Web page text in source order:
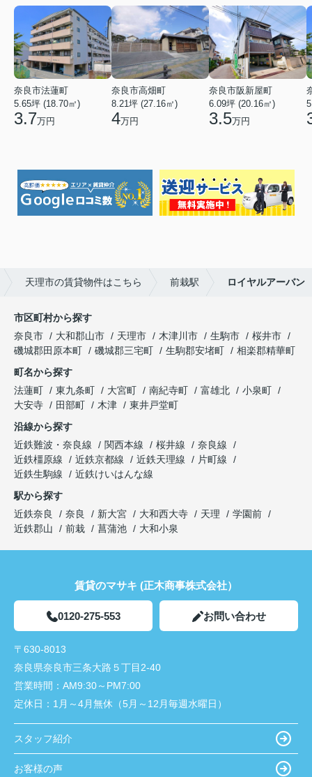
奈良市法蓮町
5.65坪 (18.70㎡)
3.7万円
奈良市高畑町
8.21坪 (27.16㎡)
4万円
奈良市阪新屋町
6.09坪 (20.16㎡)
3.5万円
天理市の賃貸物件はこちら 前栽駅 ロイヤルアーバン
市区町村から探す
奈良市
大和郡山市 天理市 木津川市 生駒市
桜井市
磯城郡田原本町
磯城郡三宅町 生駒郡安堵町
相楽郡精華町
町名から探す
法蓮町
東九条町 大宮町 南紀寺町 富雄北
小泉町
大安寺
田部町 木津
東井戸堂町
沿線から探す
近鉄難波・奈良線
関西本線 桜井線
奈良線
近鉄橿原線
近鉄京都線 近鉄天理線
片町線
近鉄生駒線
近鉄けいはんな線
駅から探す
近鉄奈良
奈良 新大宮 大和西大寺 天理
学園前
近鉄郡山
前栽 菖蒲池 大和小泉
賃貸のマサキ (正木商事株式会社）
0120-275-553 お問い合わせ
〒630-8013
奈良県奈良市三条大路５丁目2-40
営業時間： AM9:30～PM7:00
定休日： 1月～4月無休（5月～12月毎週水曜日）
スタッフ紹介
お客様の声